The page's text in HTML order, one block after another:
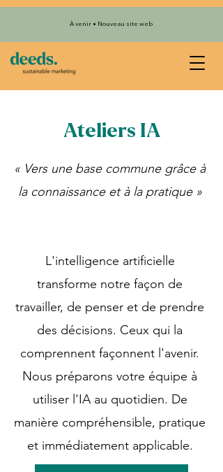
À venir • Nouveau site web
Ateliers IA
« Vers une base commune grâce à
la connaissance et à la pratique »
L'intelligence artificielle
transforme notre façon de
travailler, de penser et de prendre
des décisions. Ceux qui la
comprennent façonnent l'avenir.
Nous préparons votre équipe à
utiliser l'IA au quotidien. De
manière compréhensible, pratique
et immédiatement applicable.